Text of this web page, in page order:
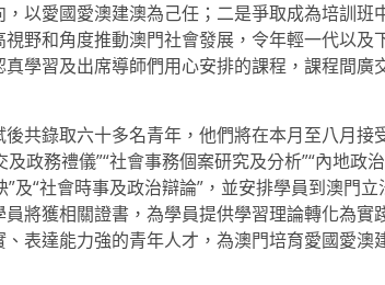
以愛國愛澳建澳為己任；二是爭取成為培訓班
野和角度推動澳門社會發展，令年輕一代以及
學習及出席導師們用心安排的課程，課程間廣
共錄取六十多名青年，他們將在本月至八月接
政務禮儀”“社會事務個案研究及分析”“內地政
及“社會時事及政治辯論”，並安排學員到澳門立
將獲相關證書，為學員提供學習理論轉化為實
表達能力強的青年人才，為澳門培育愛國愛澳